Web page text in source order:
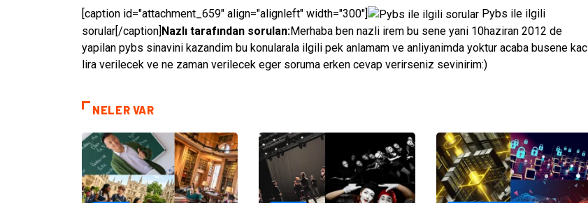
[caption id="attachment_659" align="alignleft" width="300"]
Pybs ile ilgili
sorular[/caption]Nazlı tarafından sorulan:Merhaba ben nazli irem bu sene yani 10haziran 2012 de
yapilan pybs sinavini kazandim bu konularala ilgili pek anlamam ve anliyanimda yoktur acaba busene kac
lira verilecek ve ne zaman verilecek eger soruma erken cevap verirseniz sevinirim:)
NELER VAR